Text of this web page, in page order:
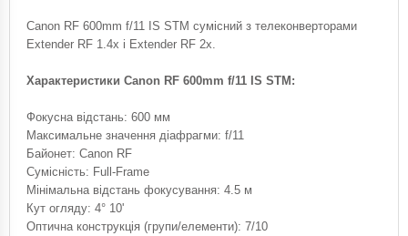
Canon RF 600mm f/11 IS STM сумісний з телеконверторами
Extender RF 1.4x і Extender RF 2x.
Характеристики Canon RF 600mm f/11 IS STM:
Фокусна відстань: 600 мм
Максимальне значення діафрагми: f/11
Байонет: Canon RF
Сумісність: Full-Frame
Мінімальна відстань фокусування: 4.5 м
Кут огляду: 4° 10'
Оптична конструкція (групи/елементи): 7/10